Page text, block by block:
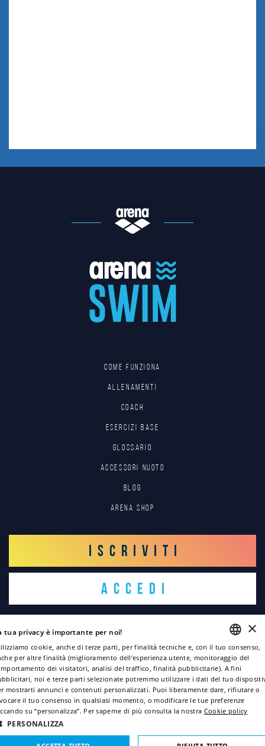
Come funziona
Allenamenti
Coach
Esercizi base
Glossario
Accessori nuoto
Blog
Arena Shop
ISCRIVITI
ACCEDI
Copyright © 2022
Informativa sulla privacy
Informativa Cookie
ENGLISH
ITALIAN
FRENCH
×
tua privacy è importante per noi!
cookie, anche di terze parti, per finalità tecniche e, con il tuo consenso,
per altre finalità (miglioramento dell’esperienza utente, monitoraggio del
dei visitatori, analisi del traffico, finalità pubblicitarie). A fini
noi e terze parti selezionate potremmo utilizzare i dati del tuo
mostrarti annunci e contenuti personalizzati. Puoi liberamente dare, rifiutare o
il tuo consenso in qualsiasi momento, o modificare le tue preferenze
su “personalizza”. Per saperne di più consulta la nostra Cookie policy
PERSONALIZZA